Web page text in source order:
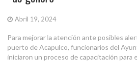
Abril 19, 2024
Para mejorar la atención ante posibles
puerto de Acapulco, funcionarios del
iniciaron un proceso de capacitación para